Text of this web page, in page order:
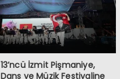
13’ncü İzmit Pişmaniye,
Dans ve Müzik Festivaline